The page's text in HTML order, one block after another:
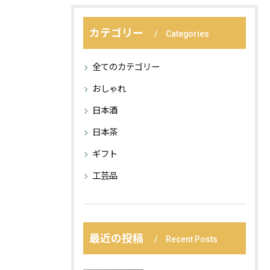
カテゴリー Categories
全てのカテゴリー
おしゃれ
日本酒
日本茶
ギフト
工芸品
最近の投稿 Recent Posts